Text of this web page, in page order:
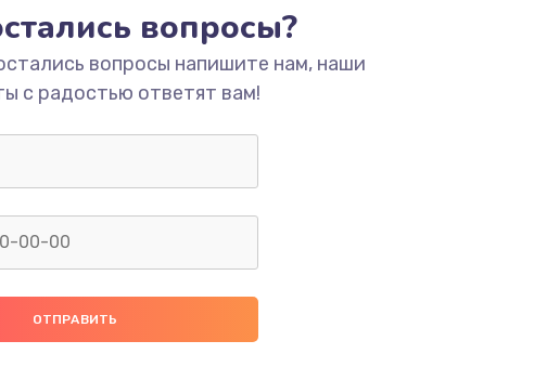
вопросы?
вопросы напишите нам, наши
с радостью ответят вам!